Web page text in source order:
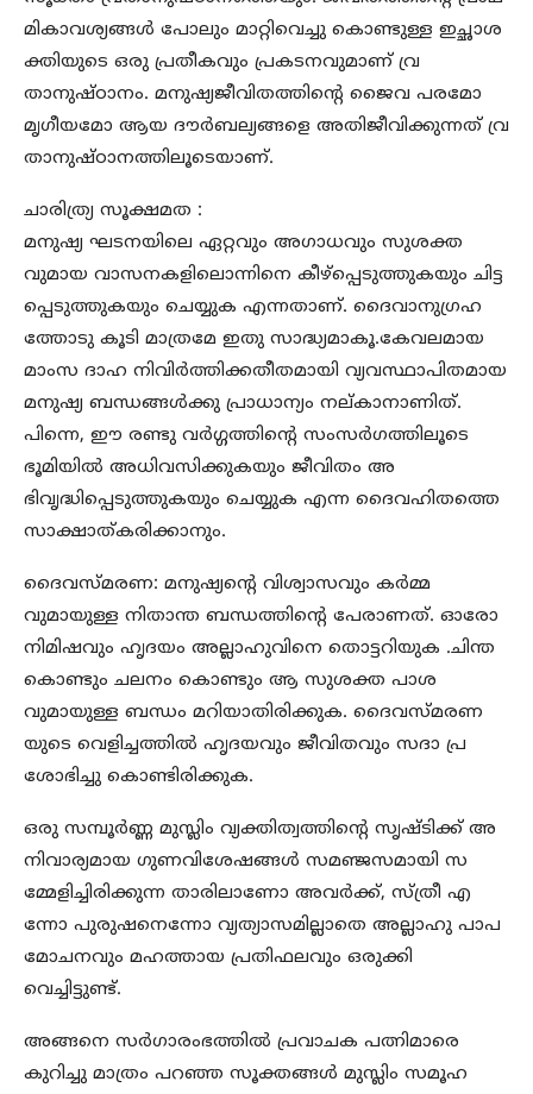
മികാവശ്യങ്ങൾ പോലും മാറ്റിവെച്ചു കൊണ്ടുള്ള ഇച്ഛാശ
ക്തിയുടെ ഒരു പ്രതീകവും പ്രകടനവുമാണ് വ്ര
താനുഷ്ഠാനം. മനുഷ്യജീവിതത്തിന്റെ ജൈവ പരമോ
മൃഗീയമോ ആയ ദൗർബല്യങ്ങളെ അതിജീവിക്കുന്നത് വ്ര
താനുഷ്ഠാനത്തിലൂടെയാണ്.
ചാരിത്ര്യ സൂക്ഷമത :
മനുഷ്യ ഘടനയിലെ ഏറ്റവും അഗാധവും സുശക്ത
വുമായ വാസനകളിലൊന്നിനെ കീഴ്പ്പെടുത്തുകയും ചിട്ട
പ്പെടുത്തുകയും ചെയ്യുക എന്നതാണ്. ദൈവാനുഗ്രഹ
ത്തോടു കൂടി മാത്രമേ ഇതു സാദ്ധ്യമാകൂ.കേവലമായ
മാംസ ദാഹ നിവിർത്തിക്കതീതമായി വ്യവസ്ഥാപിതമായ
മനുഷ്യ ബന്ധങ്ങൾക്കു പ്രാധാന്യം നല്കാനാണിത്.
പിന്നെ, ഈ രണ്ടു വർഗ്ഗത്തിന്റെ സംസർഗത്തിലൂടെ
ഭൂമിയിൽ അധിവസിക്കുകയും ജീവിതം അ
ഭിവൃദ്ധിപ്പെടുത്തുകയും ചെയ്യുക എന്ന ദൈവഹിതത്തെ
സാക്ഷാത്കരിക്കാനും.
ദൈവസ്മരണ: മനുഷ്യന്റെ വിശ്വാസവും കർമ്മ
വുമായുള്ള നിതാന്ത ബന്ധത്തിന്റെ പേരാണത്. ഓരോ
നിമിഷവും ഹൃദയം അല്ലാഹുവിനെ തൊട്ടറിയുക .ചിന്ത
കൊണ്ടും ചലനം കൊണ്ടും ആ സുശക്ത പാശ
വുമായുള്ള ബന്ധം മറിയാതിരിക്കുക. ദൈവസ്മരണ
യുടെ വെളിച്ചത്തിൽ ഹൃദയവും ജീവിതവും സദാ പ്ര
ശോഭിച്ചു കൊണ്ടിരിക്കുക.
ഒരു സമ്പൂർണ്ണ മുസ്ലിം വ്യക്തിത്വത്തിന്റെ സൃഷ്ടിക്ക് അ
നിവാര്യമായ ഗുണവിശേഷങ്ങൾ സമഞ്ജസമായി സ
മ്മേളിച്ചിരിക്കുന്ന താരിലാണോ അവർക്ക്, സ്ത്രീ എ
ന്നോ പുരുഷനെന്നോ വ്യത്യാസമില്ലാതെ അല്ലാഹു പാപ
മോചനവും മഹത്തായ പ്രതിഫലവും ഒരുക്കി
വെച്ചിട്ടുണ്ട്.
അങ്ങനെ സർഗാരംഭത്തിൽ പ്രവാചക പത്നിമാരെ
കുറിച്ചു മാത്രം പറഞ്ഞ സൂക്തങ്ങൾ മുസ്ലിം സമൂഹ